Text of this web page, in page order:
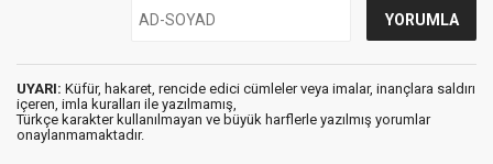
UYARI: Küfür, hakaret, rencide edici cümleler veya imalar, inançlara saldırı
içeren, imla kuralları ile yazılmamış,
Türkçe karakter kullanılmayan ve büyük harflerle yazılmış yorumlar
onaylanmamaktadır.